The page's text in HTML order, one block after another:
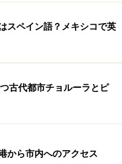
茶色のペースト状のもの
人にとって重要な副菜
好みのサルサをかけ、
ムをかけたもの。メキ
肉を裂いたものや、目
も多い。
スペイン語？メキシコで英
古代都市チョルーラとピ
から市内へのアクセス